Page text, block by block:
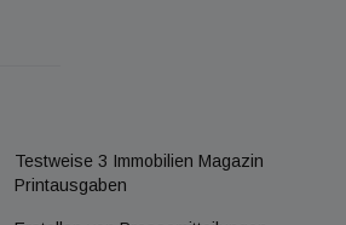
Testweise 3 Immobilien Magazin
Printausgaben